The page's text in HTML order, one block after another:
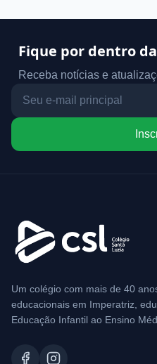
Fique por dentro
Receba notícias e
Um colégio com mais de 40
educacionais em Imperatriz,
Educação Infantil ao Ensino